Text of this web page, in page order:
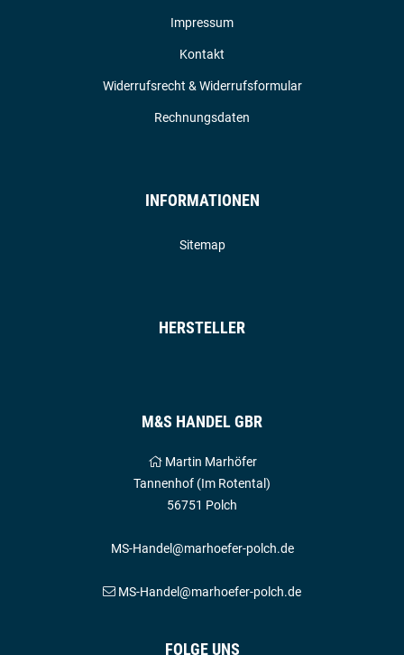
Impressum
Kontakt
Widerrufsrecht & Widerrufsformular
Rechnungsdaten
INFORMATIONEN
Sitemap
HERSTELLER
M&S HANDEL GBR
Martin Marhöfer
Tannenhof (Im Rotental)
56751 Polch
MS-Handel@marhoefer-polch.de
MS-Handel@marhoefer-polch.de
FOLGE UNS